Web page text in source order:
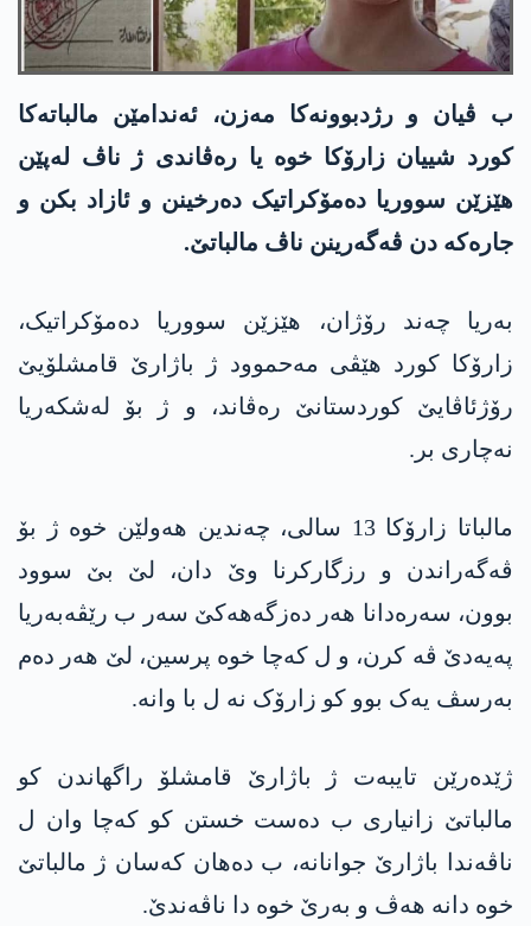
ب ڤیان و رژدبوونەکا مەزن، ئەندامێن مالباتەکا
کورد شییان زارۆکا خوە یا رەڤاندی ژ ناڤ لەپێن
ھێزێن سووریا دەمۆکراتیک دەرخینن و ئازاد بکن و
جارەکە دن ڤەگەرینن ناڤ مالباتێ.
بەریا چەند رۆژان، ھێزێن سووریا دەمۆکراتیک،
زارۆکا کورد ھێڤی مەحموود ژ باژارێ قامشلۆیێ
رۆژئاڤایێ کوردستانێ رەڤاند، و ژ بۆ لەشکەریا
نەچاری بر.
مالباتا زارۆکا 13 سالی، چەندین ھەولێن خوە ژ بۆ
ڤەگەراندن و رزگارکرنا وێ دان، لێ بێ سوود
بوون، سەرەدانا ھەر دەزگەھەکێ سەر ب رێڤەبەریا
پەیەدێ ڤە کرن، و ل کەچا خوە پرسین، لێ ھەر دەم
بەرسڤ یەک بوو کو زارۆک نە ل با وانە.
ژێدەرێن تایبەت ژ باژارێ قامشلۆ راگھاندن کو
مالباتێ زانیاری ب دەست خستن کو کەچا وان ل
ناڤەندا باژارێ جوانانە، ب دەھان کەسان ژ مالباتێ
خوە دانە ھەڤ و بەرێ خوە دا ناڤەندێ.